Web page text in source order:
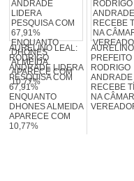
AURELINO LEAL:
RODRIGO
ANDRADE LIDERA
PESQUISA COM
67,91%
ENQUANTO
DHONES ALMEIDA
APARECE COM
10,77%
PREFEITO
RODRIGO
ANDRADE
RECEBE
NA